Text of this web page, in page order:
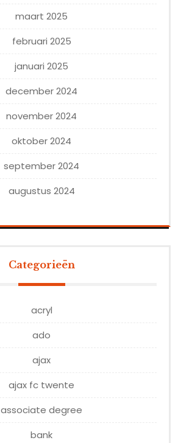
maart 2025
februari 2025
januari 2025
december 2024
november 2024
oktober 2024
september 2024
augustus 2024
Categorieën
acryl
ado
ajax
ajax fc twente
associate degree
bank